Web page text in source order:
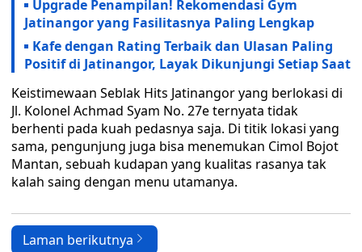
Upgrade Penampilan! Rekomendasi Gym
Jatinangor yang Fasilitasnya Paling Lengkap
Kafe dengan Rating Terbaik dan Ulasan Paling
Positif di Jatinangor, Layak Dikunjungi Setiap Saat
Keistimewaan Seblak Hits Jatinangor yang berlokasi di
Jl. Kolonel Achmad Syam No. 27e ternyata tidak
berhenti pada kuah pedasnya saja. Di titik lokasi yang
sama, pengunjung juga bisa menemukan Cimol Bojot
Mantan, sebuah kudapan yang kualitas rasanya tak
kalah saing dengan menu utamanya.
Laman berikutnya